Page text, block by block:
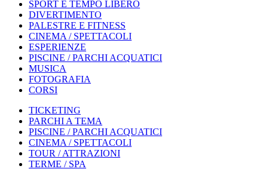
SPORT E TEMPO LIBERO
DIVERTIMENTO
PALESTRE E FITNESS
CINEMA / SPETTACOLI
ESPERIENZE
PISCINE / PARCHI ACQUATICI
MUSICA
FOTOGRAFIA
CORSI
TICKETING
PARCHI A TEMA
PISCINE / PARCHI ACQUATICI
CINEMA / SPETTACOLI
TOUR / ATTRAZIONI
TERME / SPA